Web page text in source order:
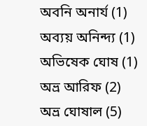
অবনি অনার্য (1)
অব্যয় অনিন্দ্য (1)
অভিষেক ঘোষ (1)
অভ্র আরিফ (2)
অভ্র ঘোষাল (5)